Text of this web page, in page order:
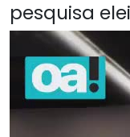
pesquisa